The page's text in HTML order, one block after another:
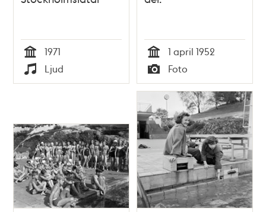
Tid
1971
Typ
Ljud Tid
1 april 1952
Typ
Foto